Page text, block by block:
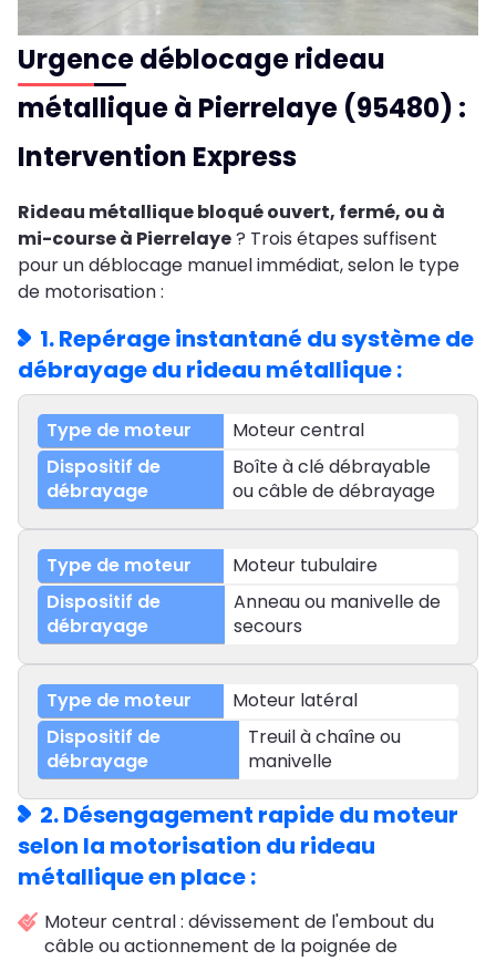
Urgence déblocage rideau
métallique à Pierrelaye (95480) :
Intervention Express
Rideau métallique bloqué ouvert, fermé, ou à
mi-course à Pierrelaye? Trois étapes suffisent
pour un déblocage manuel immédiat, selon le type
de motorisation :
1. Repérage instantané du système de
débrayage du rideau métallique :
Moteur central
Boîte à clé débrayable
ou câble de débrayage
Moteur tubulaire
Anneau ou manivelle de
secours
Moteur latéral
Treuil à chaîne ou
manivelle
2. Désengagement rapide du moteur
selon la motorisation du rideau
métallique en place :
Moteur central : dévissement de l'embout du
câble ou actionnement de la poignée de